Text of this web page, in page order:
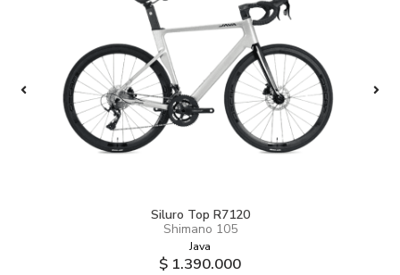
Siluro Top R7120
Shimano 105
Java
$ 1.390.000